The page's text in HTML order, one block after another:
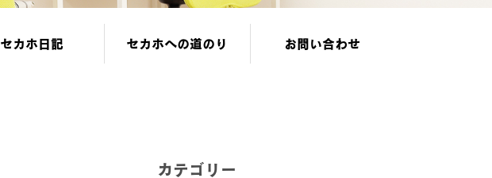
セカホ日記 セカホへの道のり お問い合わせ
カテゴリー